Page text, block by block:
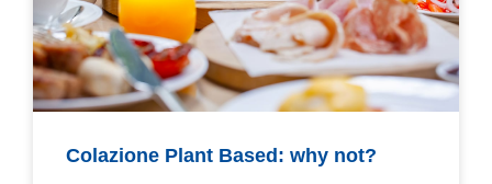
Colazione Plant Based: why not?